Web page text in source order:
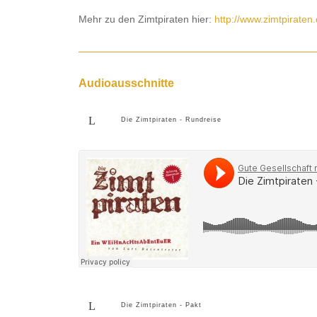
Mehr zu den Zimtpiraten hier: http://
Audioausschnitte
Die Zimtpiraten - Rundreise
Die Zimtpiraten - Pakt